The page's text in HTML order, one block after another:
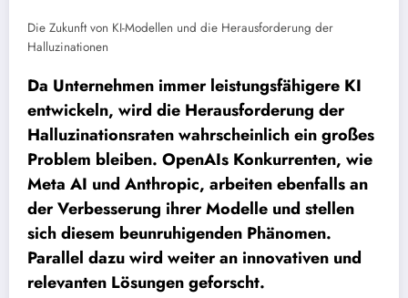
Die Zukunft von KI-Modellen und die Herausforderung der
Halluzinationen
Da Unternehmen immer leistungsfähigere KI
entwickeln, wird die Herausforderung der
Halluzinationsraten wahrscheinlich ein großes
Problem bleiben. OpenAIs Konkurrenten, wie
Meta AI und Anthropic, arbeiten ebenfalls an
der Verbesserung ihrer Modelle und stellen
sich diesem beunruhigenden Phänomen.
Parallel dazu wird weiter an innovativen und
relevanten Lösungen geforscht.